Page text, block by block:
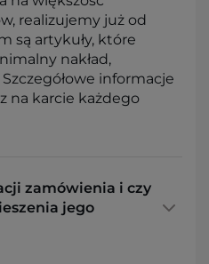
realizujemy już od
są artykuły, które
nakład,
informacje
na karcie każdego
zamówienia i czy
jego